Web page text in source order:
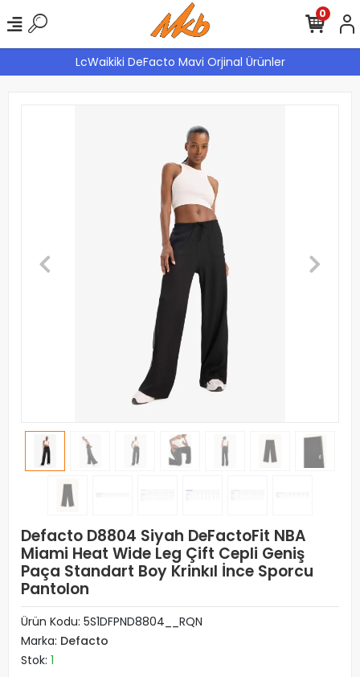
LcWaikiki DeFacto Mavi Orjinal Ürünler
0
Defacto D8804 Siyah DeFactoFit NBA
Miami Heat Wide Leg Çift Cepli Geniş
Paça Standart Boy Krinkıl İnce Sporcu
Pantolon
Ürün Kodu: 5S1DFPND8804__RQN
Marka: Defacto
Stok: 1